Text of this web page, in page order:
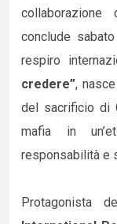
conclude sabato
respiro
credere”,
del sacrificio di
mafia in
responsabilità e
Protagonista